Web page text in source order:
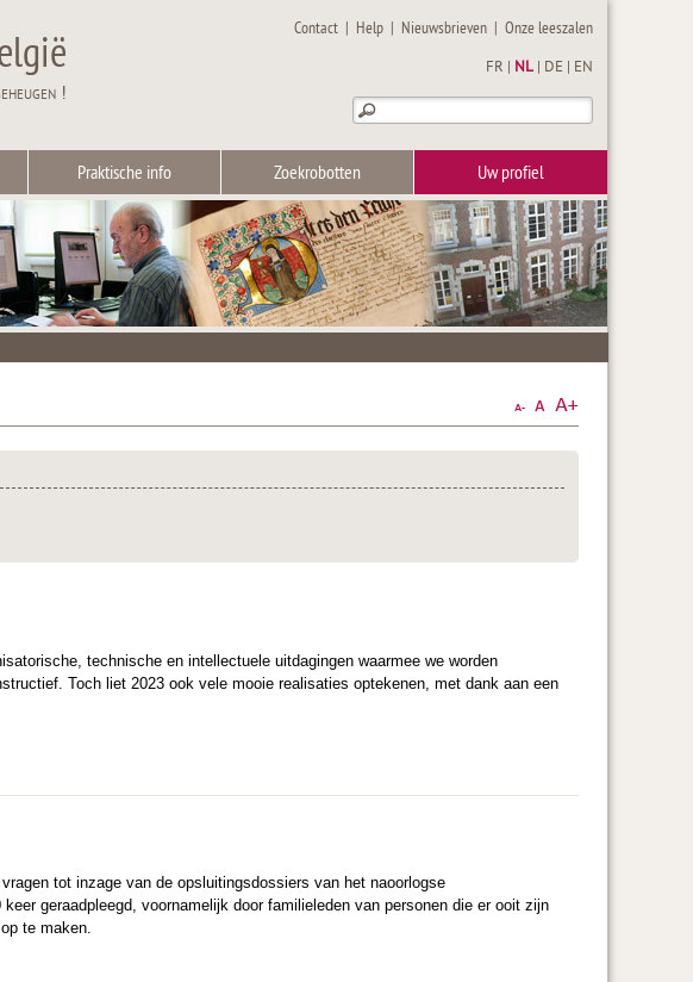
!
Contact | Help | Nieuwsbrieven |Onze leeszalen
FR NL DE EN
Praktische info Zoekrobotten Uw profiel
technische en intellectuele uitdagingen waarmee we worden
Toch liet 2023 ook vele mooie realisaties optekenen, met dank aan een
tot inzage van de opsluitingsdossiers van het naoorlogse
geraadpleegd, voornamelijk door familieleden van personen die er ooit zijn
te maken.